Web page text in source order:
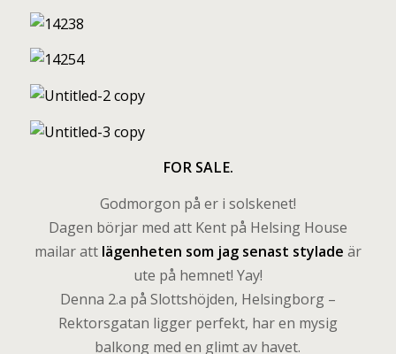
FOR SALE.
Godmorgon på er i solskenet!
Dagen börjar med att Kent på Helsing House
mailar attlägenheten som jag senast stylade är
ute på hemnet! Yay!
Denna 2.a på Slottshöjden, Helsingborg –
Rektorsgatan ligger perfekt, har en mysig
balkong med en glimt av havet.